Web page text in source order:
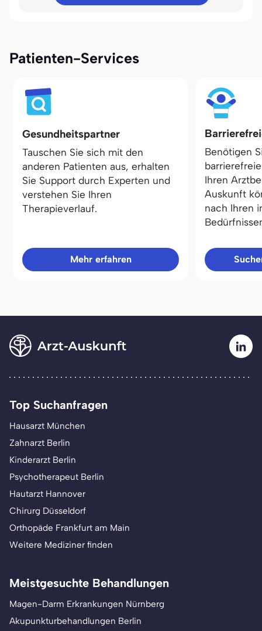
Patienten-Services
Gesundheitspartner
Tauschen Sie sich mit den
anderen Patienten aus, erhalten
Sie Support durch Experten und
verstehen Sie Ihren
Therapieverlauf.
Mehr erfahren
Benötigen
Ihren
Auskunft
nach Ihren
Top Suchanfragen
Hausarzt München
Zahnarzt Berlin
Kinderarzt Berlin
Psychotherapeut Berlin
Hautarzt Hannover
Chirurg Düsseldorf
Orthopäde Frankfurt am Main
Weitere Mediziner finden
Meistgesuchte Behandlungen
Magen-Darm Erkrankungen Nürnberg
Akupunkturbehandlungen Berlin